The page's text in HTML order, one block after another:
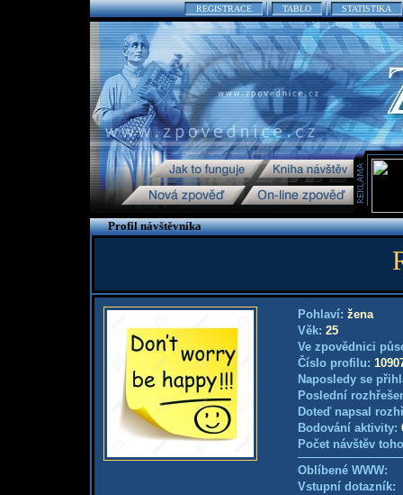
REGISTRACE TABLO STATISTIKA
Profil návštěvníka
Pohlaví: žena
Věk: 25
Ve zpovědnici
Číslo profilu:
Naposledy se
Poslední
Doteď napsal
Bodování aktivity:
Počet návštěv
Oblíbené WWW:
Vstupní